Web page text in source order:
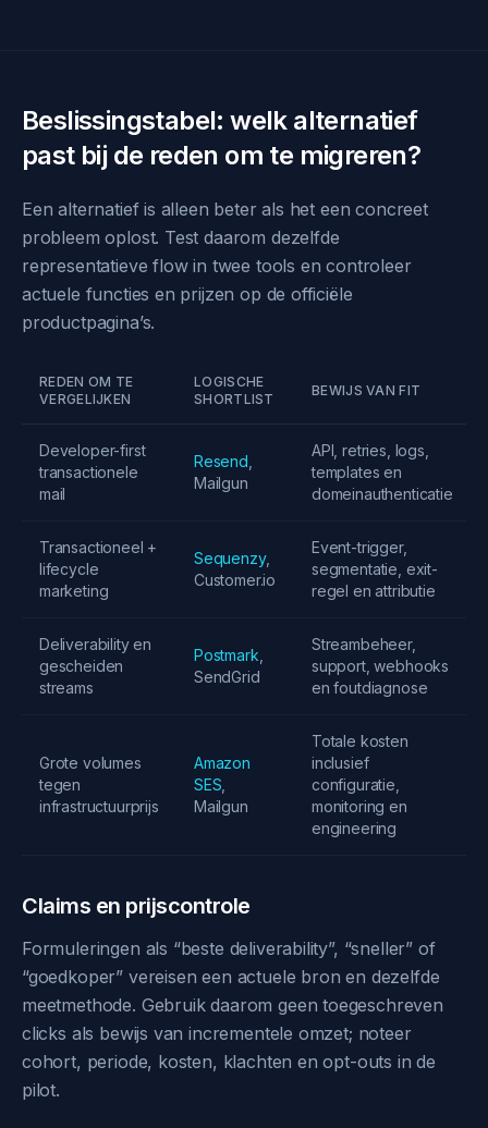
Beslissingstabel: welk alternatief
past bij de reden om te migreren?
Een alternatief is alleen beter als het een concreet
probleem oplost. Test daarom dezelfde
representatieve flow in twee tools en controleer
actuele functies en prijzen op de officiële
productpagina’s.
REDEN OM TE
VERGELIJKEN
LOGISCHE
SHORTLIST
BEWIJS VAN FIT
Developer-first
transactionele
mail
Resend
Mailgun
API, retries, logs,
templates en
domeinauthenticatie
Transactioneel +
lifecycle
marketing
Sequenzy,
Customer.io
Event-trigger,
segmentatie, exit-
regel en attributie
Deliverability en
gescheiden
streams
Postmark
SendGrid
Streambeheer,
support, webhooks
en foutdiagnose
Grote volumes
tegen
infrastructuurprijs
Amazon
SES
Mailgun
Totale kosten
inclusief
configuratie,
monitoring en
engineering
Claims en prijscontrole
Formuleringen als “beste deliverability”, “sneller” of
“goedkoper” vereisen een actuele bron en dezelfde
meetmethode. Gebruik daarom geen toegeschreven
clicks als bewijs van incrementele omzet; noteer
cohort, periode, kosten, klachten en opt-outs in de
pilot.